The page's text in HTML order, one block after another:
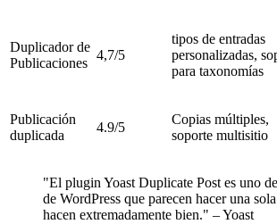
Duplicador de
Publicaciones
4,7/5
tipos de entradas
personalizadas,
para taxonomías
Publicación
duplicada
4.9/5
Copias múltiples,
soporte multisitio
"El plugin Yoast Duplicate Post es uno
de WordPress que parecen hacer una
hacen extremadamente bien." – Yoast